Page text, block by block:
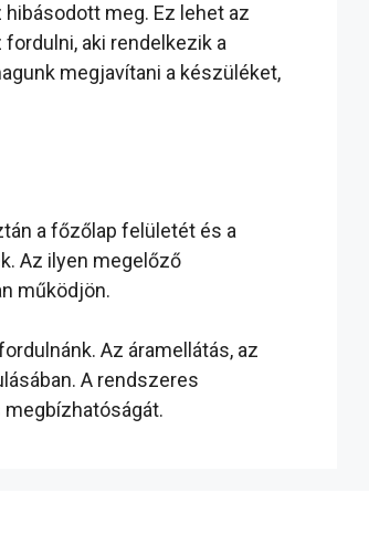
meg. Ez lehet az
aki rendelkezik a
megjavítani a készüléket,
a főzőlap felületét és a
Az ilyen megelőző
működjön.
Az áramellátás, az
A rendszeres